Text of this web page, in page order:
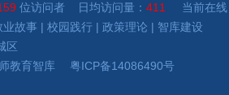
位访问者 日均访问量： 411
当前在线
业故事 | 校园践行 | 政策理论 | 智库建设
东城区
教育智库 粤ICP备14086490号